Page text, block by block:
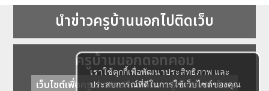
เราใช้คุกกี้เพื่อพัฒนาประสิทธิภาพ และ
ประสบการณ์ที่ดีในการใช้เว็บไซต์ของคุณ
นำข่าวครูบ้านนอกไปติดเว็บ
ครูบ้านนอกดอทคอม
เว็บไซต์เพื่อครู ข่าวการศึกษา ความรู้ การศึกษาไทย